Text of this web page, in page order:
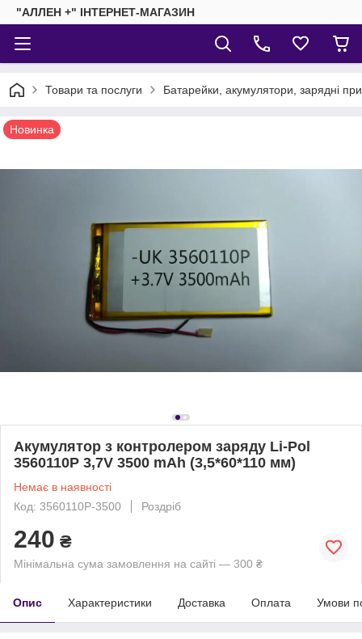
"АЛЛЕН +" ІНТЕРНЕТ-МАГАЗИН
Товари та послуги Батарейки, акумулятори, зарядні
Новинка
Акумулятор з контролером заряду Li-Pol
3560110P 3,7V 3500 mAh (3,5*60*110 мм)
Немає в наявності
Код: 3560110P-3500
Роздріб
240 ₴
Мінімальна сума замовлення на сайті — 300 ₴
Опис Характеристики Доставка Оплата Умови